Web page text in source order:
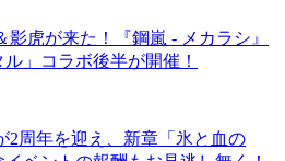
影虎が来た！『鋼嵐 - メカラシ』
」コラボ後半が開催！
2周年を迎え、新章「氷と血の